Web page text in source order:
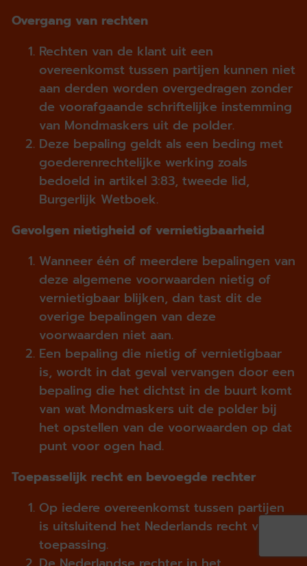
Overgang van rechten
Rechten van de klant uit een
overeenkomst tussen partijen kunnen niet
aan derden worden overgedragen zonder
de voorafgaande schriftelijke instemming
van Mondmaskers uit de polder.
Deze bepaling geldt als een beding met
goederenrechtelijke werking zoals
bedoeld in artikel 3:83, tweede lid,
Burgerlijk Wetboek.
Gevolgen nietigheid of vernietigbaarheid
Wanneer één of meerdere bepalingen van
deze algemene voorwaarden nietig of
vernietigbaar blijken, dan tast dit de
overige bepalingen van deze
voorwaarden niet aan.
Een bepaling die nietig of vernietigbaar
is, wordt in dat geval vervangen door een
bepaling die het dichtst in de buurt komt
van wat Mondmaskers uit de polder bij
het opstellen van de voorwaarden op dat
punt voor ogen had.
Toepasselijk recht en bevoegde rechter
Op iedere overeenkomst tussen partijen
is uitsluitend het Nederlands recht van
toepassing.